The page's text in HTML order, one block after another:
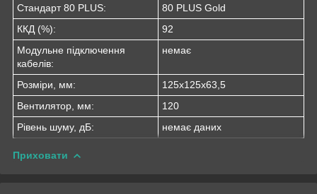
Стандарт 80 PLUS:
80 PLUS Gold
ККД (%):
92
Модульне підключення
кабелів:
немає
Розміри, мм:
125х125х63,5
Вентилятор, мм:
120
Рівень шуму, дБ:
немає даних
Приховати